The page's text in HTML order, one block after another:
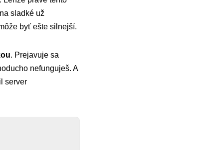
sladké už
byť ešte silnejší.
. Prejavuje sa
nefunguješ. A
server